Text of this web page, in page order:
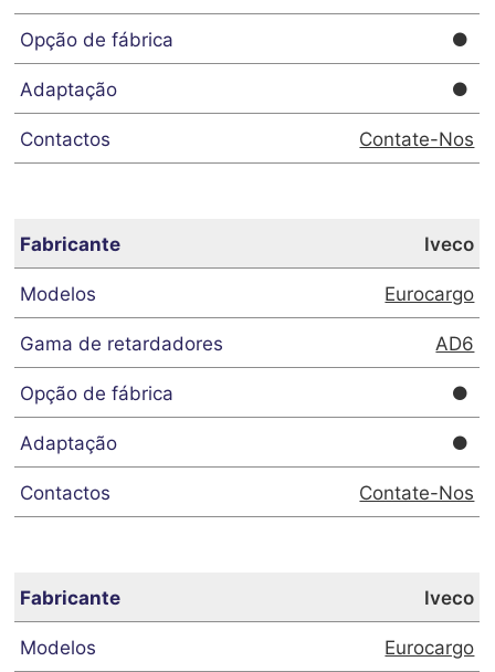
Contate-Nos
Iveco
Eurocargo
AD6
Contate-Nos
Iveco
Eurocargo